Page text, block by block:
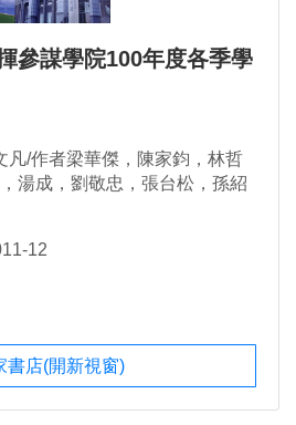
參謀學院100年度各季學
凡/作者梁華傑，陳家鈞，林哲
湯成，劉敬忠，張台松，孫紹
馬立德
12
書店(開新視窗)